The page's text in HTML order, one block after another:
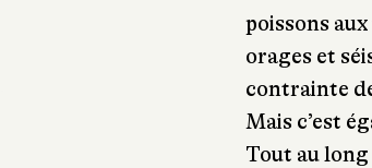
poissons
orages et
contrainte
Mais c’est
Tout au